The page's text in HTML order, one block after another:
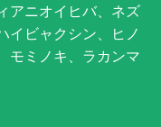
アニオイヒバ、ネズ
イビャクシン、ヒノ
モミノキ、ラカンマ